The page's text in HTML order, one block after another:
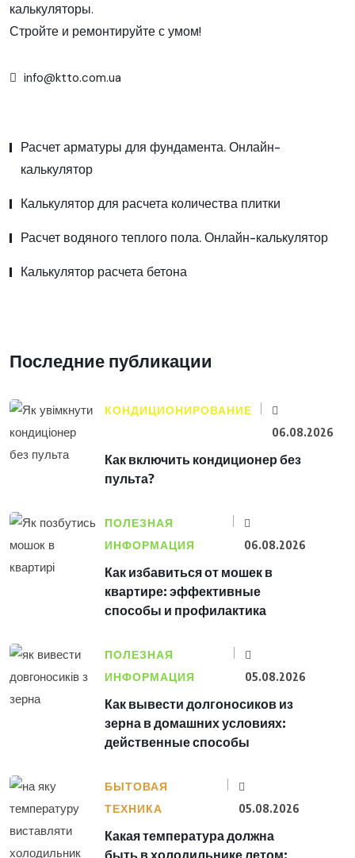
калькуляторы.
Стройте и ремонтируйте с умом!
info@ktto.com.ua
Расчет арматуры для фундамента. Онлайн-
калькулятор
Калькулятор для расчета количества плитки
Расчет водяного теплого пола. Онлайн-калькулятор
Калькулятор расчета бетона
Последние публикации
КОНДИЦИОНИРОВАНИЕ
06.08.2026
Как включить кондиционер без
пульта?
ПОЛЕЗНАЯ
ИНФОРМАЦИЯ
06.08.2026
Как избавиться от мошек в
квартире: эффективные
способы и профилактика
ПОЛЕЗНАЯ
ИНФОРМАЦИЯ
05.08.2026
Как вывести долгоносиков из
зерна в домашних условиях:
действенные способы
БЫТОВАЯ
ТЕХНИКА
05.08.2026
Какая температура должна
быть в холодильнике летом: